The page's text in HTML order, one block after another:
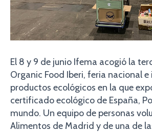
El 8 y 9 de junio Ifema acogió la
Organic Food Iberi, feria nacional
productos ecológicos en la que
certificado ecológico de España,
mundo. Un equipo de personas
Alimentos de Madrid y de una de